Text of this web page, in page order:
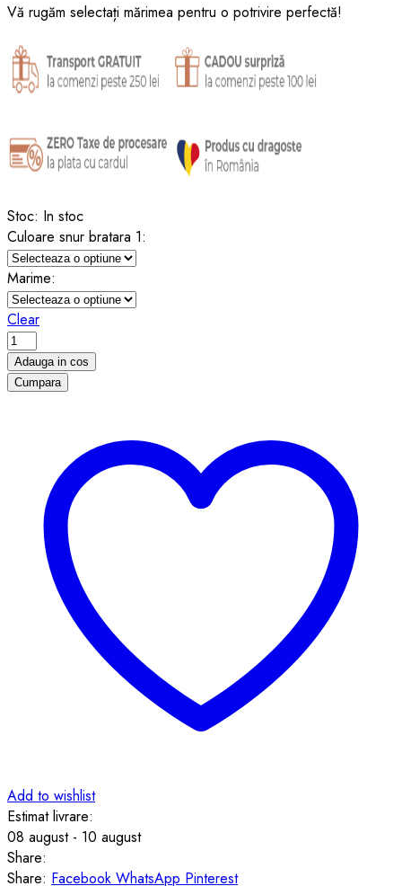
Vă rugăm selectați mărimea pentru o potrivire perfectă!
Stoc: In stoc
Culoare snur bratara 1:
Marime:
Clear
Brățară
din
argint
quantity
Adauga in cos
Cumpara
Add to wishlist
Estimat livrare:
08 august - 10 august
Share:
Share: Facebook WhatsApp Pinterest